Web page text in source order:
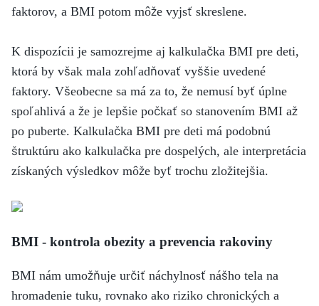
faktorov, a BMI potom môže vyjsť skreslene.
K dispozícii je samozrejme aj kalkulačka BMI pre deti,
ktorá by však mala zohľadňovať vyššie uvedené
faktory. Všeobecne sa má za to, že nemusí byť úplne
spoľahlivá a že je lepšie počkať so stanovením BMI až
po puberte. Kalkulačka BMI pre deti má podobnú
štruktúru ako kalkulačka pre dospelých, ale interpretácia
získaných výsledkov môže byť trochu zložitejšia.
BMI - kontrola obezity a prevencia rakoviny
BMI nám umožňuje určiť náchylnosť nášho tela na
hromadenie tuku, rovnako ako riziko chronických a